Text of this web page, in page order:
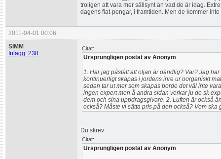
troligen att vara mer sällsynt än vad de är idag.
dagens fiat-pengar, i framtiden. Men de kommer
2011-04-01 00:06
SIMM
Inlägg: 238
Citat:
Ursprungligen postat av Anonym
1. Har jag påstått att oljan är oändlig? Var? Jag
kontinuerligt skapas i jordens inre ur oorganiskt
sedan tar ut mer som skapas borde det väl inte
ingen expert men å andra sidan verkar ju de sk
dem och sina uppdragsgivare. 2. Luften är också
också? Måste vi sätta pris på den också? Vem ska
Du skrev:
Citat:
Ursprungligen postat av Anonym